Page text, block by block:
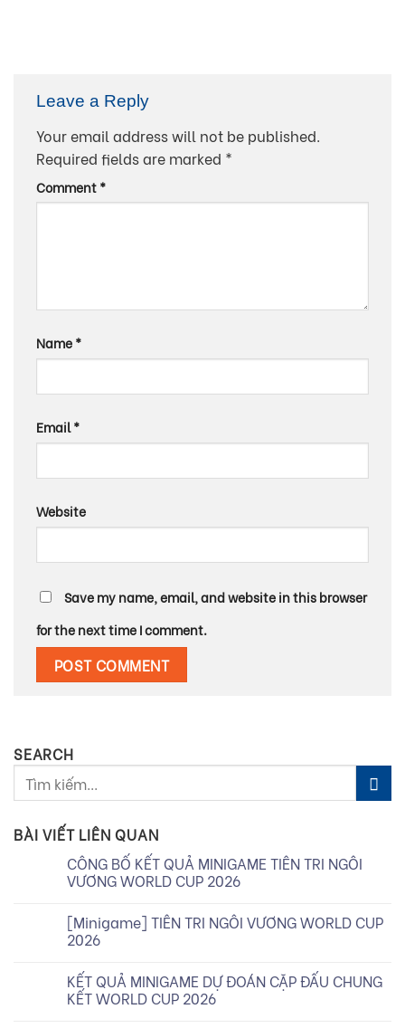
Leave a Reply
Your email address will not be published.
Required fields are marked *
Comment*
Name*
Email*
Website
Save my name, email, and website in this browser
for the next time I comment.
SEARCH
BÀI VIẾT LIÊN QUAN
CÔNG BỐ KẾT QUẢ MINIGAME TIÊN TRI NGÔI
VƯƠNG WORLD CUP 2026
[Minigame] TIÊN TRI NGÔI VƯƠNG WORLD CUP
2026
KẾT QUẢ MINIGAME DỰ ĐOÁN CẶP ĐẤU CHUNG
KẾT WORLD CUP 2026